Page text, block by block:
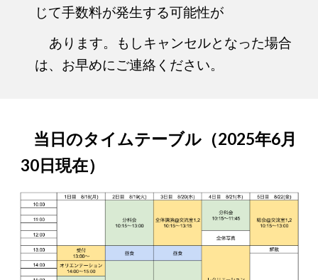
じて手数料が発生する可能性が
あります。もしキャンセルとなった場合
は、お早めにご連絡ください。
当日のタイムテーブル（2025年6月
30日現在）